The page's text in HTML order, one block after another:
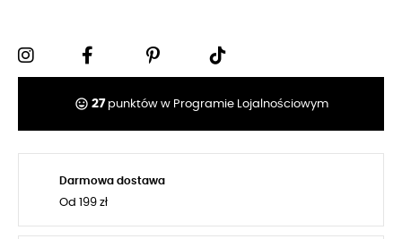
tag_faces 27punktów w Programie Lojalnościowym
Darmowa dostawa
Od 199 zł